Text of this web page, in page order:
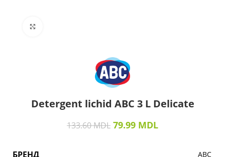
Detergent lichid ABC 3 L Delicate
133.60MDL 79.99 MDL
БРЕНД ABC